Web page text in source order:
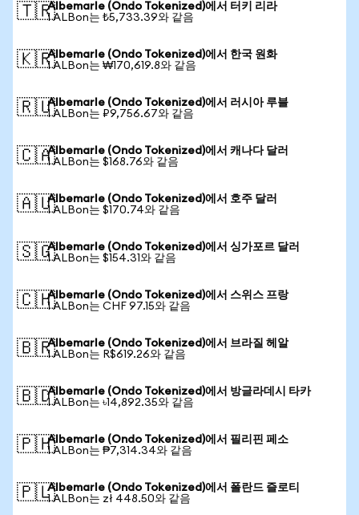
🇹🇷Albemarle (Ondo Tokenized)에서 터키 리라
1 ALBon는 ₺5,733.39와 같음
🇰🇷Albemarle (Ondo Tokenized)에서 한국 원화
1 ALBon는 ₩170,619.8와 같음
🇷🇺Albemarle (Ondo Tokenized)에서 러시아 루블
1 ALBon는 ₽9,756.67와 같음
🇨🇦Albemarle (Ondo Tokenized)에서 캐나다 달러
1 ALBon는 $168.76와 같음
🇦🇺Albemarle (Ondo Tokenized)에서 호주 달러
1 ALBon는 $170.74와 같음
🇸🇬Albemarle (Ondo Tokenized)에서 싱가포르 달러
1 ALBon는 $154.31와 같음
🇨🇭Albemarle (Ondo Tokenized)에서 스위스 프랑
1 ALBon는 CHF 97.15와 같음
🇧🇷Albemarle (Ondo Tokenized)에서 브라질 헤알
1 ALBon는 R$619.26와 같음
🇧🇩Albemarle (Ondo Tokenized)에서 방글라데시 타카
1 ALBon는 ৳14,892.35와 같음
🇵🇭Albemarle (Ondo Tokenized)에서 필리핀 페소
1 ALBon는 ₱7,314.34와 같음
🇵🇱Albemarle (Ondo Tokenized)에서 폴란드 즐로티
1 ALBon는 zł 448.50와 같음